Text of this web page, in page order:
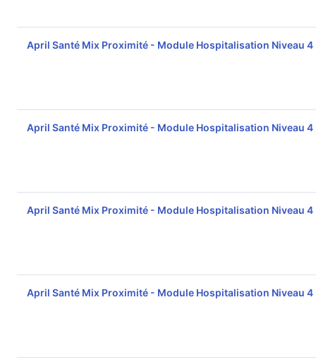
April Santé Mix Proximité - Module Hospitalisation Niveau 4
April Santé Mix Proximité - Module Hospitalisation Niveau 4
April Santé Mix Proximité - Module Hospitalisation Niveau 4
April Santé Mix Proximité - Module Hospitalisation Niveau 4